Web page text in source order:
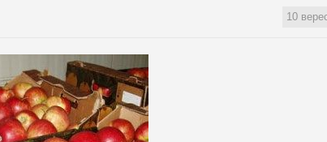
10